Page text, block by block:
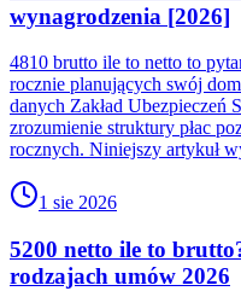
wynagrodzenia [2026]
4810 brutto ile to netto to
rocznie planujących swój
danych Zakład Ubezpieczeń
zrozumienie struktury płac
rocznych. Niniejszy artykuł
1 sie 2026
5200 netto ile to
rodzajach umów 2026